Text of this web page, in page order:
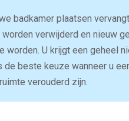
badkamer plaatsen
verwijderd en nieuw
worden. U krijgt een geheel
de beste keuze wanneer u
verouderd zijn.